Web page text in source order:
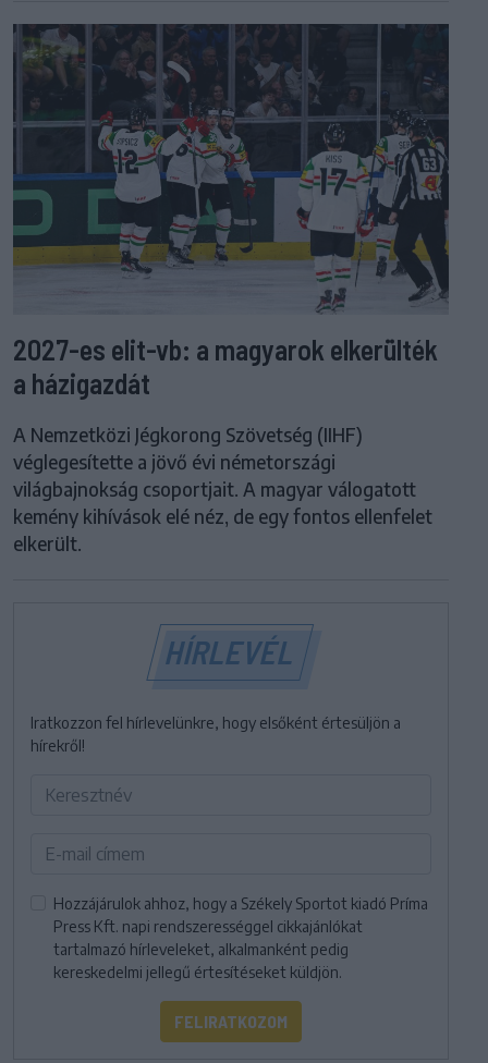
2027-es elit-vb: a magyarok elkerülték
a házigazdát
A Nemzetközi Jégkorong Szövetség (IIHF)
véglegesítette a jövő évi németországi
világbajnokság csoportjait. A magyar válogatott
kemény kihívások elé néz, de egy fontos ellenfelet
elkerült.
HÍRLEVÉL
Iratkozzon fel hírlevelünkre, hogy elsőként értesüljön a
hírekről!
Hozzájárulok ahhoz, hogy a Székely Sportot kiadó Príma
Press Kft. napi rendszerességgel cikkajánlókat
tartalmazó hírleveleket, alkalmanként pedig
kereskedelmi jellegű értesítéseket küldjön.
FELIRATKOZOM